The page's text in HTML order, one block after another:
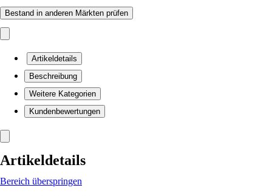
Bestand in anderen Märkten prüfen
Artikeldetails
Beschreibung
Weitere Kategorien
Kundenbewertungen
Artikeldetails
Bereich überspringen